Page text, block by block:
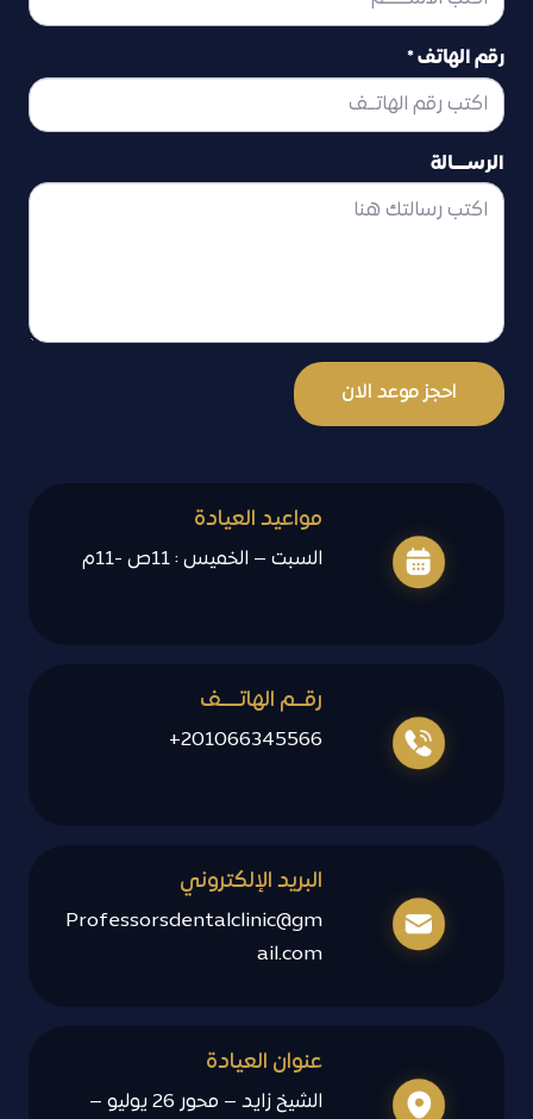
رقم الهاتف *
الرســــالة
احجز موعد الان
مواعيد العيادة
السبت – الخميس : 11ص -11م
رقــم الهاتــــف
201066345566+
البريد الإلكتروني
Professorsdentalclinic@gm
ail.com
عنوان العيادة
الشيخ زايد – محور 26 يوليو –